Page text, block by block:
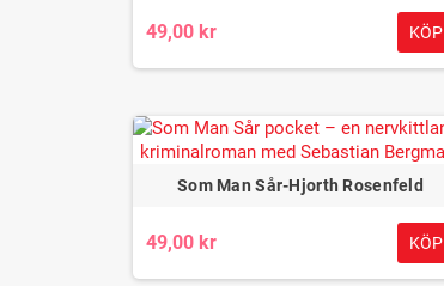
49,00 kr KÖP
Som Man Sår-Hjorth Rosenfeld
49,00 kr KÖP